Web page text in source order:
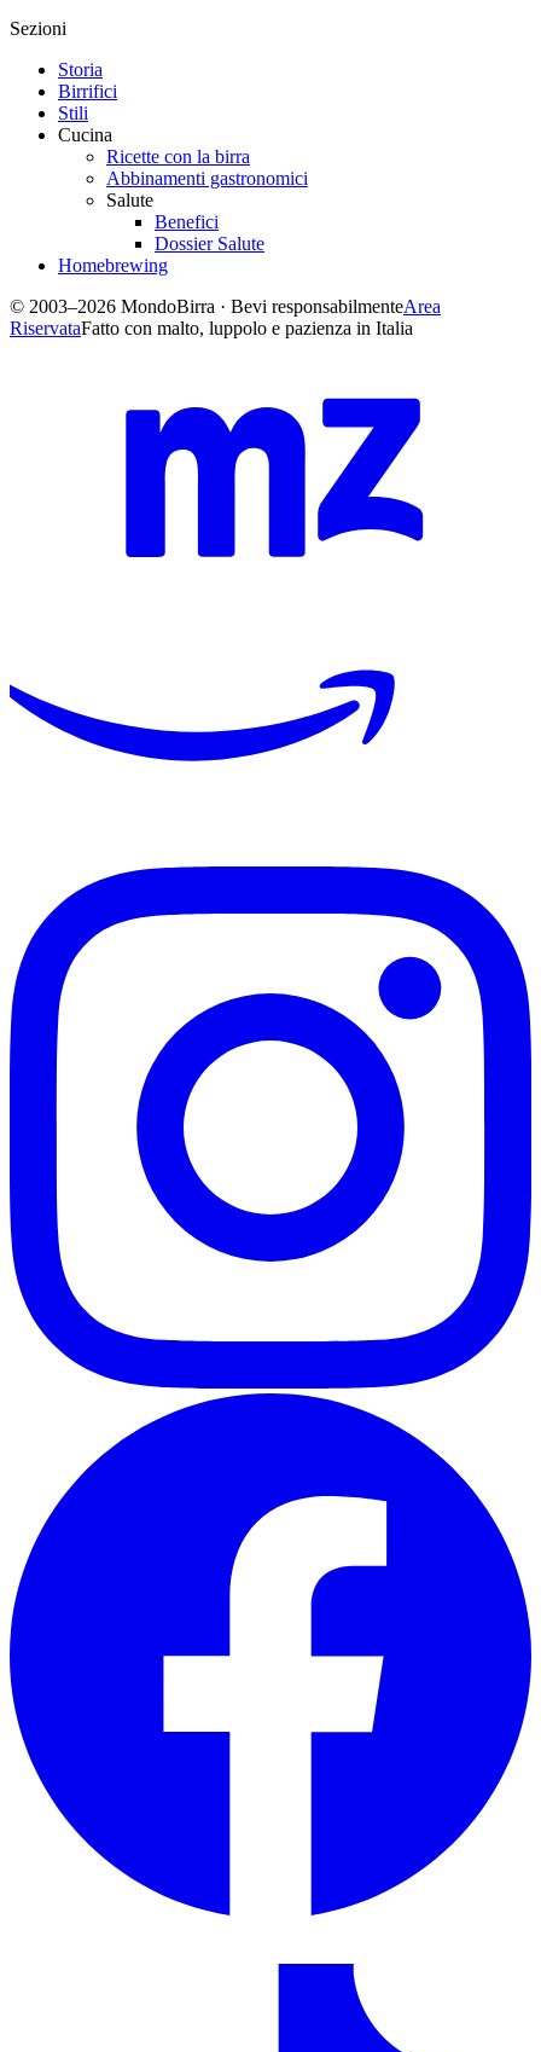
Sezioni
Storia
Birrifici
Stili
Cucina
Ricette con la birra
Abbinamenti gastronomici
Salute
Benefici
Dossier Salute
Homebrewing
© 2003–2026 MondoBirra · Bevi responsabilmenteArea
RiservataFatto con malto, luppolo e pazienza in Italia